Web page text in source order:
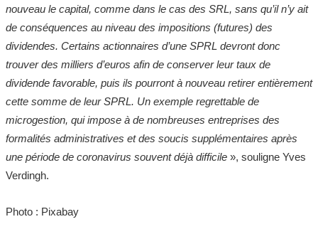
nouveau le capital, comme dans le cas des SRL, sans qu’il n’y ait
de conséquences au niveau des impositions (futures) des
dividendes. Certains actionnaires d’une SPRL devront donc
trouver des milliers d’euros afin de conserver leur taux de
dividende favorable, puis ils pourront à nouveau retirer entièrement
cette somme de leur SPRL. Un exemple regrettable de
microgestion, qui impose à de nombreuses entreprises des
formalités administratives et des soucis supplémentaires après
une période de coronavirus souvent déjà difficile », souligne Yves
Verdingh.
Photo : Pixabay